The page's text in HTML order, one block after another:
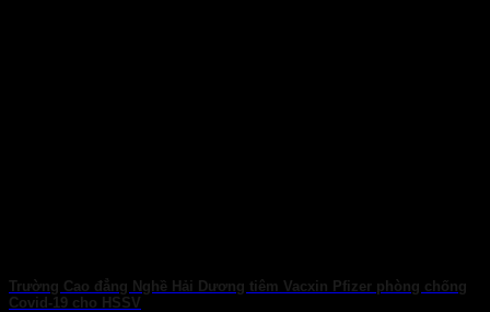
Trường Cao đẳng Nghề Hải Dương tiêm Vacxin Pfizer phòng chống
Covid-19 cho HSSV